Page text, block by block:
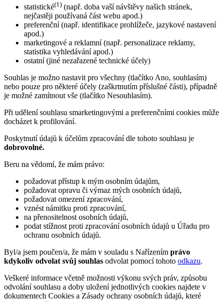
statistické(1) (např. doba vaší návštěvy našich stránek,
nejčastěji používaná část webu apod.)
preferenční (např. identifikace prohlížeče, jazykové nastavení
apod.)
marketingové a reklamní (např. personalizace reklamy,
statistika vyhledávání apod.)
ostatní (jiné nezařazené technické účely)
Souhlas je možno nastavit pro všechny (tlačítko Ano, souhlasím)
nebo pouze pro některé účely (zaškrtnutím příslušné části), případně
je možné zamítnout vše (tlačítko Nesouhlasím).
Při udělení souhlasu smarketingovými a preferenčními cookies může
docházet k profilování.
Poskytnutí údajů k účelům zpracování dle tohoto souhlasu je
dobrovolné.
Beru na vědomí, že mám právo:
požadovat přístup k mým osobním údajům,
požadovat opravu či výmaz mých osobních údajů,
požadovat omezení zpracování,
vznést námitku proti zpracování,
na přenositelnost osobních údajů,
podat stížnost proti zpracování osobních údajů u Úřadu pro
ochranu osobních údajů.
Byl/a jsem poučen/a, že mám v souladu s Nařízením právo
kdykoliv odvolat svůj souhlas odvolat pomocí tohoto odkazu.
Veškeré informace včetně možnosti výkonu svých práv, způsobu
odvolání souhlasu a doby uložení jednotlivých cookies najdete v
dokumentech Cookies a Zásady ochrany osobních údajů, které